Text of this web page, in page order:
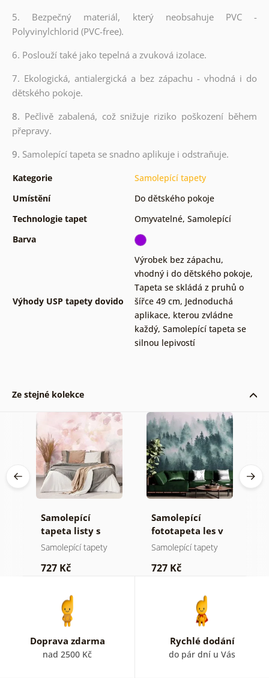
5. Bezpečný materiál, který neobsahuje PVC -
Polyvinylchlorid (PVC-free).
6. Poslouží také jako tepelná a zvuková izolace.
7. Ekologická, antialergická a bez zápachu - vhodná i do
dětského pokoje.
8. Pečlivě zabalená, což snižuje riziko poškození během
přepravy.
9. Samolepící tapeta se snadno aplikuje i odstraňuje.
Kategorie
Samolepící tapety
Umístění
Do dětského pokoje
Technologie tapet
Omyvatelné, Samolepící
Barva
Výhody USP tapety dovido
Výrobek bez zápachu,
vhodný i do dětského pokoje,
Tapeta se skládá z pruhů o
šířce 49 cm, Jednoduchá
aplikace, kterou zvládne
každý, Samolepící tapeta se
silnou lepivostí
Ze stejné kolekce
Samolepící
tapeta listy s
pastelovým
Samolepící tapety
727 Kč
Samolepící
fototapeta les v
mlze
Samolepící tapety
727 Kč
Doprava zdarma
nad 2500 Kč
Rychlé dodání
do pár dní u Vás